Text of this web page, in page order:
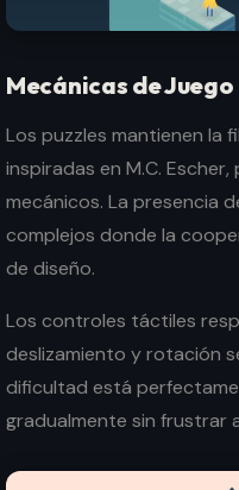
Mecánicas de
Los puzzles mantienen la
inspiradas en M.C.
mecánicos. La presencia
complejos donde la
de diseño.
Los controles táctiles
deslizamiento y rotación
dificultad está
gradualmente sin frustrar